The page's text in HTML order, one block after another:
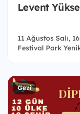
Levent
11 Ağustos Salı,
Festival Park
Gezi